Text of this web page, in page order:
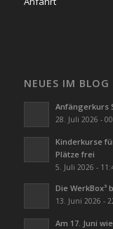
NEUES IM BLOG
Anfängerkurs
28. Juli 2026 -
Kinderkurse
Plätze frei
5. Juli 2026 -
Die WerkBox³
13. Juni 2026 -
Am 17. Juni